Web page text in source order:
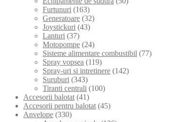
Furtunuri (163)
Generatoare (32)
Joystickuri (43)
Lanturi (37)
Motopompe (24)
Sisteme alimentare combustibil (77)
Spray vopsea (119)
Spray-uri si intretinere (142)
Suruburi (343)
Tiranti centrali (100)
Accesorii balotat (41)
Accesorii pentru balotat (45)
Anvelope (330)